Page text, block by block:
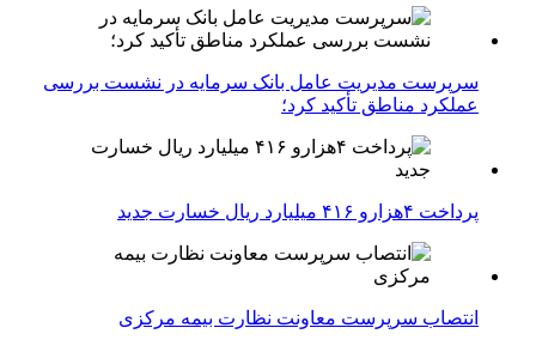
سرپرست مدیریت عامل بانک سرمایه در نشست بررسی
عملکرد مناطق تأکید کرد؛
پرداخت ۴هزارو ۴۱۶ میلیارد ریال خسارت جدید
انتصاب سرپرست معاونت نظارت بیمه مرکزی